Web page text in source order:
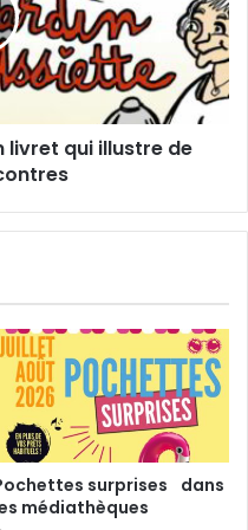
livret qui illustre de
surprises dans
médiathèques